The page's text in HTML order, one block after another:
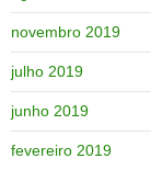
novembro 2019
julho 2019
junho 2019
fevereiro 2019